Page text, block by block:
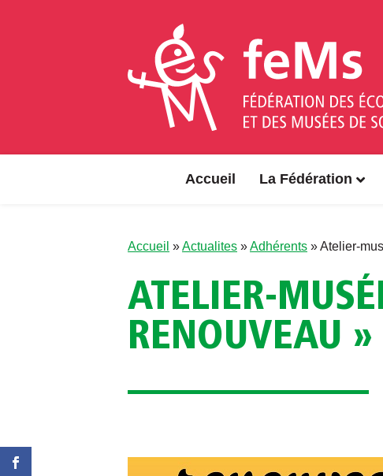
Accueil La Fédération
Accueil »Actualites »Adhérents »Atelier-
ATELIER-
RENOUVEAU »